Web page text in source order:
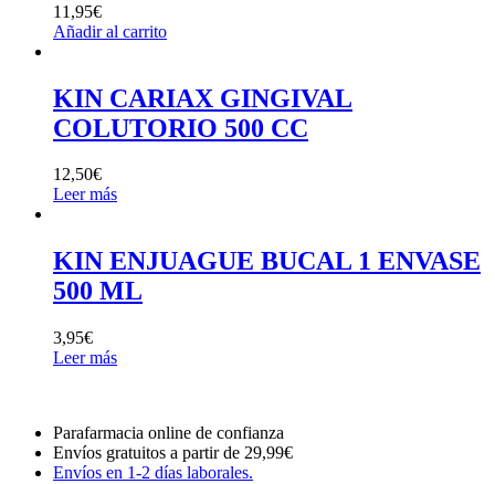
11,95€
Añadir al carrito
KIN CARIAX GINGIVAL
COLUTORIO 500 CC
12,50€
Leer más
KIN ENJUAGUE BUCAL 1 ENVASE
500 ML
3,95€
Leer más
Parafarmacia online de confianza
Envíos gratuitos a partir de 29,99€
Envíos en 1-2 días laborales.